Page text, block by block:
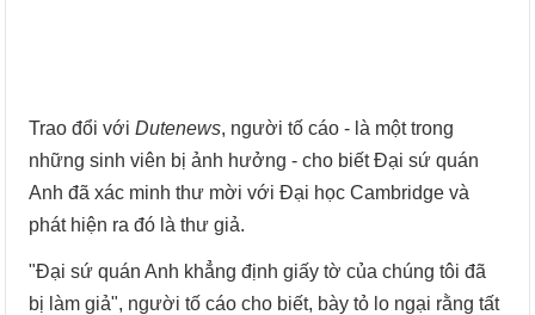
Trao đổi vớiDutenews, người tố cáo - là một trong
những sinh viên bị ảnh hưởng - cho biết Đại sứ quán
Anh đã xác minh thư mời với Đại học Cambridge và
phát hiện ra đó là thư giả.
"Đại sứ quán Anh khẳng định giấy tờ của chúng tôi đã
bị làm giả", người tố cáo cho biết, bày tỏ lo ngại rằng tất